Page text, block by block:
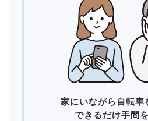
家にいながら自転車
できるだけ手間